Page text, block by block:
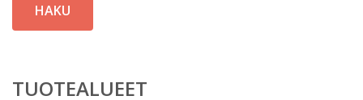
HAKU
TUOTEALUEET